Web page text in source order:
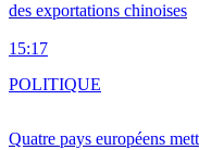
des exportations chinoises
15:17
Quatre pays européens
POLITIQUE